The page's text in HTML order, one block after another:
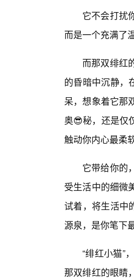
它不会打扰
而是一个充满了
而那双绯红
的昏暗中沉静，
呆，想象着它那
奥😎秘，还是仅
触动你内心最柔
它带给你的
受生活中的细微
试着，将生活中
源泉，是你笔下
“绯红小猫”
那双绯红的眼睛